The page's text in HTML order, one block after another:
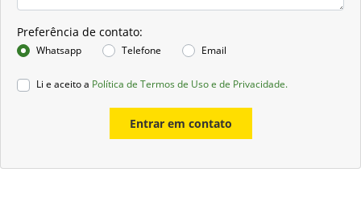
Preferência de contato:
Whatsapp Telefone Email
Li e aceito a Política de Termos de Uso e de Privacidade.
Entrar em contato